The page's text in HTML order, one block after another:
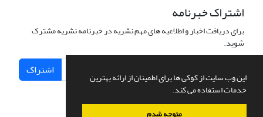
این وب سایت از کوکی ها برای اطمینان از ارائه بهترین
خدمات استفاده می کند.
متوجه شدم
اشتراک خبرنامه
برای دریافت اخبار و اطلاعیه های مهم نشریه در خبرنامه نشریه مشترک
شوید.
اشتراک